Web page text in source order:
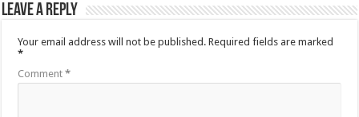
Leave a Reply
Your email address will not be published. Required fields are marked
*
Comment*